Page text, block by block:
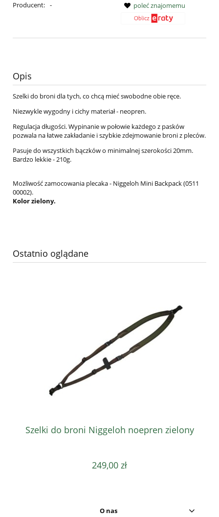
Producent: -
poleć znajomemu
Opis
Szelki do broni dla tych, co chcą mieć swobodne obie ręce.
Niezwykle wygodny i cichy materiał - neopren.
Regulacja długości. Wypinanie w połowie każdego z pasków
pozwala na łatwe zakładanie i szybkie zdejmowanie broni z pleców.
Pasuje do wszystkich bączków o minimalnej szerokości 20mm.
Bardzo lekkie - 210g.
Możliwość zamocowania plecaka - Niggeloh Mini Backpack (0511
00002).
Kolor zielony.
Ostatnio oglądane
Szelki do broni Niggeloh noepren zielony
249,00 zł
O nas